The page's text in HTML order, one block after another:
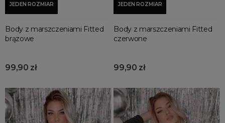
JEDEN ROZMIAR
Body z marszczeniami Fitted
brązowe
99,90 zł
JEDEN ROZMIAR
Body z marszczeniami Fitted
czerwone
99,90 zł